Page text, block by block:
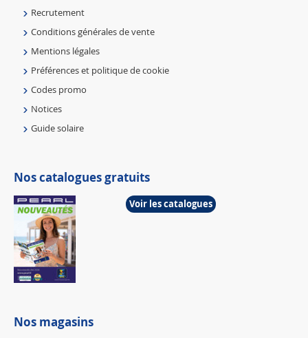
Recrutement
Conditions générales de vente
Mentions légales
Préférences et politique de cookie
Codes promo
Notices
Guide solaire
Nos catalogues gratuits
Voir les catalogues
Nos magasins